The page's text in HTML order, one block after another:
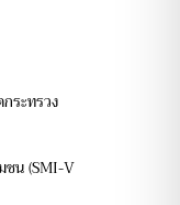
ระทรวง
ชน (SMI-V